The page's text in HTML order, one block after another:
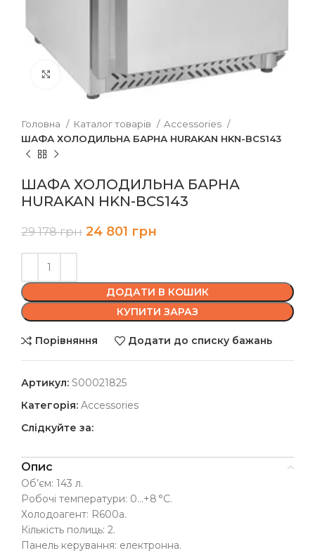
Клацніть, щоб збільшити
Головна Каталог товарів
Accessories
ШАФА ХОЛОДИЛЬНА БАРНА HURAKAN HKN-BCS143
ШАФА ХОЛОДИЛЬНА БАРНА
HURAKAN HKN-BCS143
29 178грн 24 801 грн
ДОДАТИ В КОШИК
КУПИТИ ЗАРАЗ
Порівняння Додати до списку бажань
Артикул: S00021825
Категорія: Accessories
Слідкуйте за:
Опис
Об’єм: 143 л.
Робочі температури: 0…+8 °C.
Холодоагент: R600a.
Кількість полиць: 2.
Панель керування: електронна.